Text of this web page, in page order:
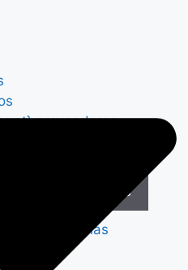
proveedores
propósitos
Ver preferencias
Ver preferencias